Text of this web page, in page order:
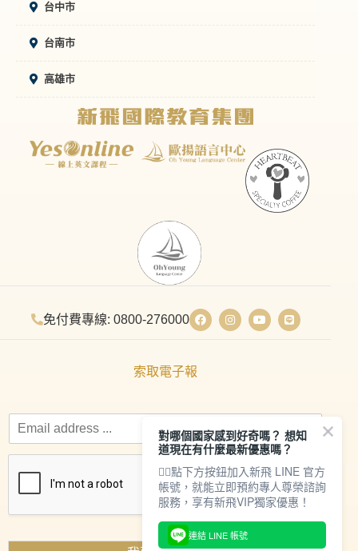
台中市
台南市
高雄市
免付費專線: 0800-276000
索取電子報
對哪個國家感到好奇嗎？ 想知
道現在有什麼最新優惠嗎？
👇🏻點下方按鈕加入新飛 LINE 官方
帳號，就能立即預約專人尊榮諮詢
服務，享有新飛VIP獨家優惠！
連結 LINE 帳號